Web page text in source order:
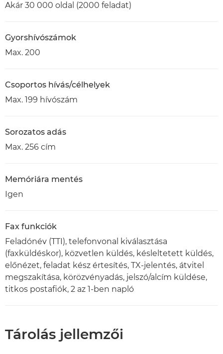
Akár 30 000 oldal (2000 feladat)
Gyorshívószámok
Max. 200
Csoportos hívás/célhelyek
Max. 199 hívószám
Sorozatos adás
Max. 256 cím
Memóriára mentés
Igen
Fax funkciók
Feladónév (TTI), telefonvonal kiválasztása
(faxküldéskor), közvetlen küldés, késleltetett küldés,
előnézet, feladat kész értesítés, TX-jelentés, átvitel
megszakítása, körözvényadás, jelszó/alcím küldése,
titkos postafiók, 2 az 1-ben napló
Tárolás jellemzői